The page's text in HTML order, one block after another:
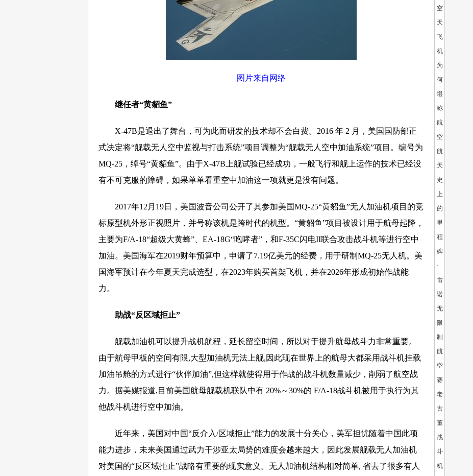
图片来自网络
继任者“黄貂鱼”
X-47B是退出了舞台，可为此而研发的技术却不会白费。2016 年 2 月，美国国防部正
式决定将“舰载无人空中监视与打击系统”项目调整为“舰载无人空中加油系统”项目。编号为
MQ-25，绰号“黄貂鱼”。由于X-47B上舰试验已经成功，一般飞行和舰上运作的技术已经没
有不可克服的障碍，如果单单看重空中加油这一项就更是没有问题。
2017年12月19日，美国波音公司公开了其参加美国MQ-25“黄貂鱼”无人加油机项目的竞
标原型机外形正视照片，并号称该机是跨时代的机型。“黄貂鱼”项目被设计用于航母起降，
主要为F/A-18“超级大黄蜂”、EA-18G“咆哮者”，和F-35C闪电II联合攻击战斗机等进行空中
加油。美国海军在2019财年预算中，申请了7.19亿美元的经费，用于研制MQ-25无人机。美
国海军预计在今年夏天完成选型，在2023年购买首架飞机，并在2026年形成初始作战能
力。
助战“反区域拒止”
舰载加油机可以提升战机航程，延长留空时间，所以对于提升航母战斗力非常重要。
由于航母甲板的空间有限,大型加油机无法上舰,因此现在世界上的航母大都采用战斗机挂载
加油吊舱的方式进行“伙伴加油”,但这样就使得用于作战的战斗机数量减少，削弱了航空战
力。据美媒报道,目前美国航母舰载机联队中有 20%～30%的 F/A-18战斗机被用于执行为其
他战斗机进行空中加油。
近年来，美国对中国“反介入/区域拒止”能力的发展十分关心，美军担忧随着中国此项
能力进步，未来美国通过武力干涉亚太局势的难度会越来越大，因此发展舰载无人加油机
对美国的“反区域拒止”战略有重要的现实意义。无人加油机结构相对简单, 省去了很多有人
空
天
飞
机
为
何
堪
称
航
空
航
天
史
上
的
里
程
碑
·
雷
诺
无
限
制
航
空
赛：
老
古
董
战
斗
机